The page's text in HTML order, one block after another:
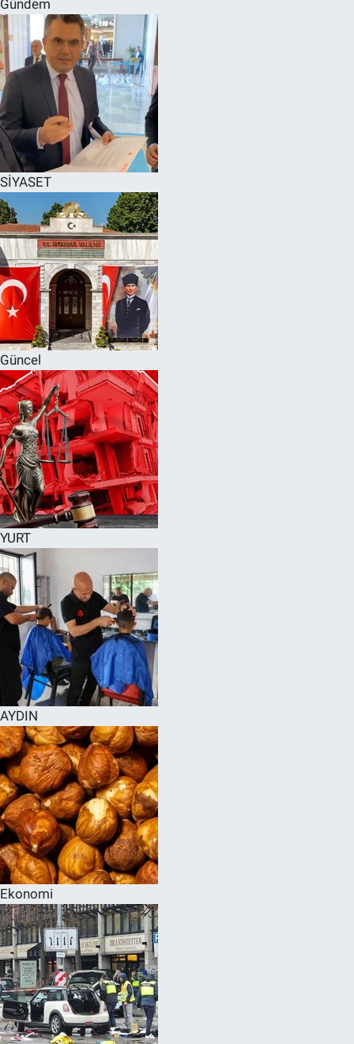
Gündem
SİYASET
Güncel
YURT
AYDIN
Ekonomi
SPOR
RESMİ İLANLAR